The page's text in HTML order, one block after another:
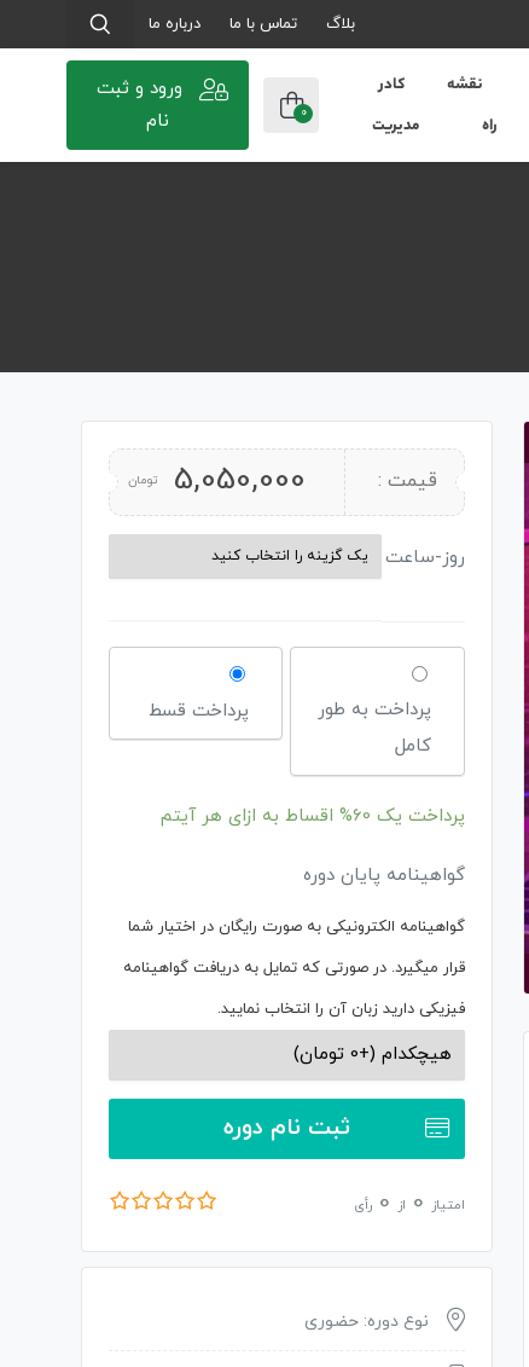
بلاگ تماس با ما درباره ما
نقشه
راه
کادر
مدیریت
0
ورود و ثبت
نام
قیمت : 5,050,000 تومان
روز-ساعت
پرداخت قسط
پرداخت به طور
کامل
پرداخت یک 60% اقساط به ازای هر آیتم
گواهینامه پایان دوره
گواهینامه الکترونیکی به صورت رایگان در اختیار شما
قرار میگیرد. در صورتی که تمایل به دریافت گواهینامه
فیزیکی دارید زبان آن را انتخاب نمایید.
ثبت نام دوره
امتیاز 0 از 0 رأی
نوع دوره: حضوری